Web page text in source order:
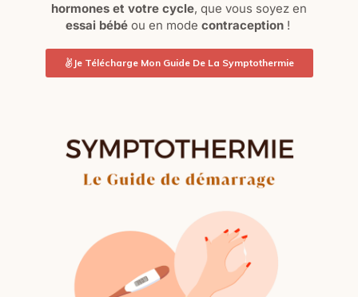
hormones et votre cycle, que vous soyez en
essai bébéou en mode contraception!
Je Télécharge Mon Guide De La Symptothermie